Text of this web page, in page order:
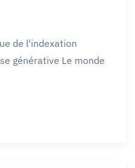
de l'indexation
générative Le monde